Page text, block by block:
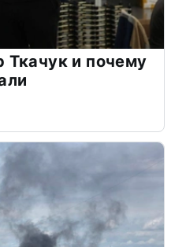
Ткачук и почему